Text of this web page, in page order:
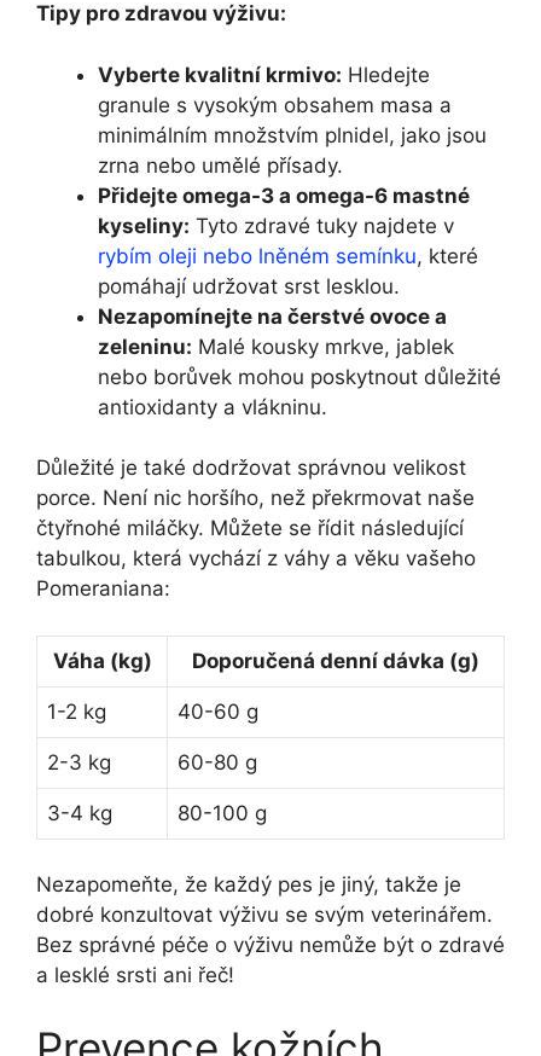
Tipy pro zdravou výživu:
Vyberte kvalitní krmivo: Hledejte
granule s vysokým obsahem masa a
minimálním množstvím plnidel, jako jsou
zrna nebo umělé přísady.
Přidejte omega-3 a omega-6 mastné
kyseliny: Tyto zdravé tuky najdete v
rybím oleji nebo lněném semínku, které
pomáhají udržovat srst lesklou.
Nezapomínejte na čerstvé ovoce a
zeleninu: Malé kousky mrkve, jablek
nebo borůvek mohou poskytnout důležité
antioxidanty a vlákninu.
Důležité je také dodržovat správnou velikost
porce. Není nic horšího, než překrmovat naše
čtyřnohé miláčky. Můžete se řídit následující
tabulkou, která vychází z váhy a věku vašeho
Pomeraniana:
Váha (kg) Doporučená denní dávka (g)
1-2 kg 40-60 g
2-3 kg 60-80 g
3-4 kg 80-100 g
Nezapomeňte, že každý pes je jiný, takže je
dobré konzultovat výživu se svým veterinářem.
Bez správné péče o výživu nemůže být o zdravé
a lesklé srsti ani řeč!